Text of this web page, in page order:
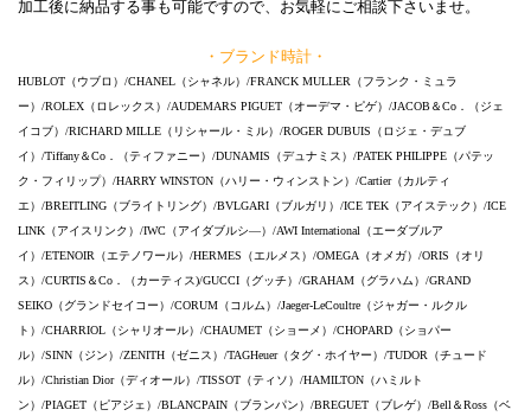
加工後に納品する事も可能ですので、お気軽にご相談下さいませ。
・ブランド時計・
HUBLOT（ウブロ）/CHANEL（シャネル）/FRANCK MULLER（フランク・ミュラ
ー）/ROLEX（ロレックス）/AUDEMARS PIGUET（オーデマ・ピゲ）/JACOB＆Co．（ジェ
イコブ）/RICHARD MILLE（リシャール・ミル）/ROGER DUBUIS（ロジェ・デュブ
イ）/Tiffany＆Co．（ティファニー）/DUNAMIS（デュナミス）/PATEK PHILIPPE（パテッ
ク・フィリップ）/HARRY WINSTON（ハリー・ウィンストン）/Cartier（カルティ
エ）/BREITLING（ブライトリング）/BVLGARI（ブルガリ）/ICE TEK（アイステック）/ICE
LINK（アイスリンク）/IWC（アイダブルシ―）/AWI International（エーダブルア
イ）/ETENOIR（エテノワール）/HERMES（エルメス）/OMEGA（オメガ）/ORIS（オリ
ス）/CURTIS＆Co．（カーティス)/GUCCI（グッチ）/GRAHAM（グラハム）/GRAND
SEIKO（グランドセイコー）/CORUM（コルム）/Jaeger-LeCoultre（ジャガー・ルクル
ト）/CHARRIOL（シャリオール）/CHAUMET（ショーメ）/CHOPARD（ショパー
ル）/SINN（ジン）/ZENITH（ゼニス）/TAGHeuer（タグ・ホイヤー）/TUDOR（チュード
ル）/Christian Dior（ディオール）/TISSOT（ティソ）/HAMILTON（ハミルト
ン）/PIAGET（ピアジェ）/BLANCPAIN（ブランパン）/BREGUET（ブレゲ）/Bell＆Ross（ベ